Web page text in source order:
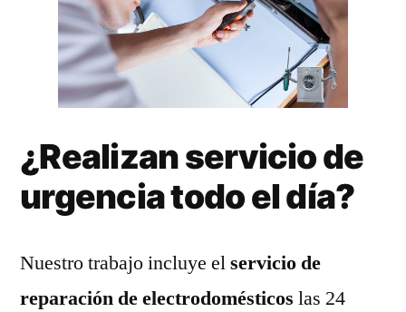
¿Realizan servicio de
urgencia todo el día?
Nuestro trabajo incluye elservicio de
reparación de electrodomésticos las 24